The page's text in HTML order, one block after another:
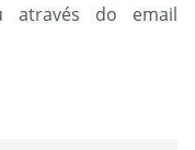
através do email